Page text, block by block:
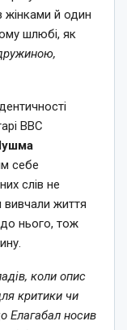
жінками й один
шлюбі, як
BBC
себе
слів не
вивчали життя
нього, тож
коли опис
критики чи
Елагабал носив